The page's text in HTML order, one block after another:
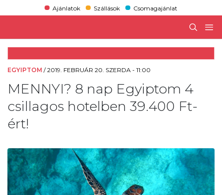
Ajánlatok Szállások Csomagajánlat
EGYIPTOM /2019. FEBRUÁR 20. SZERDA - 11:00
MENNYI? 8 nap Egyiptom 4
csillagos hotelben 39.400 Ft-
ért!